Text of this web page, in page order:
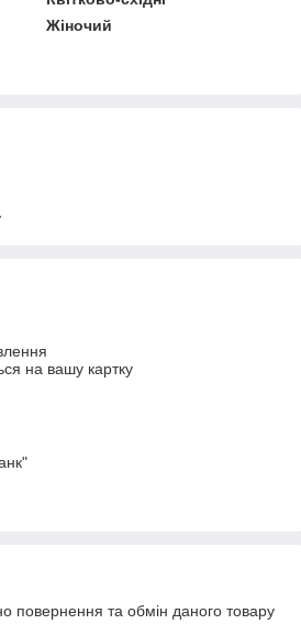
Жіночий
на вашу картку
повернення та обмін даного товару